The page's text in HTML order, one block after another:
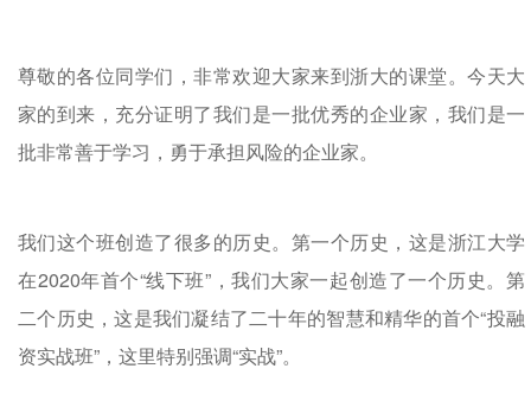
尊敬的各位同学们，非常欢迎大家来到浙大的课堂。今天大
家的到来，充分证明了我们是一批优秀的企业家，我们是一
批非常善于学习，勇于承担风险的企业家。
我们这个班创造了很多的历史。第一个历史，这是浙江大学
在2020年首个“线下班”，我们大家一起创造了一个历史。第
二个历史，这是我们凝结了二十年的智慧和精华的首个“投融
资实战班”，这里特别强调“实战”。